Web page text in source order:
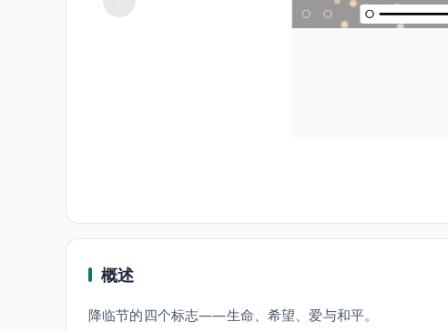
概述
降临节的四个标志——生命、希望、爱与和平。